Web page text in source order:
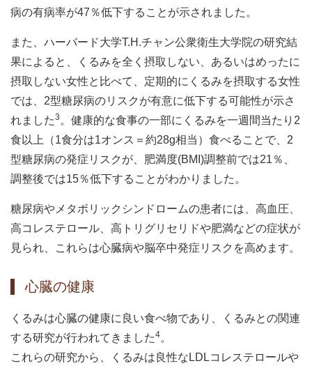
病の有病率が47％低下することが示されました。
また、ハーバード大学T.H.チャン公衆衛生大学院の研究結
果によると、くるみを全く摂取しない、あるいはめったに
摂取しない女性と比べて、定期的にくるみを摂取する女性
では、2型糖尿病のリスクが有意に低下する可能性が示さ
れました3 。健康的な食事の一部にくるみを一週間当たり2
食以上（1食分は1オンス＝約28g相当）食べることで、2
型糖尿病の発症リスクが、肥満度(BMI)調整前では21％、
調整後では15％低下することがわかりました。
糖尿病やメタボリックシンドロームの患者には、高血圧、
高コレステロール、高トリグリセリドや肥満などの症状が
見られ、これらは心臓病や脳卒中発症リスクを高めます。
心臓の健康
くるみは心臓の健康に良い食べ物であり、くるみとの関連
する研究が行われてきました4。
これらの研究から、くるみは良性なLDLコレステロールや